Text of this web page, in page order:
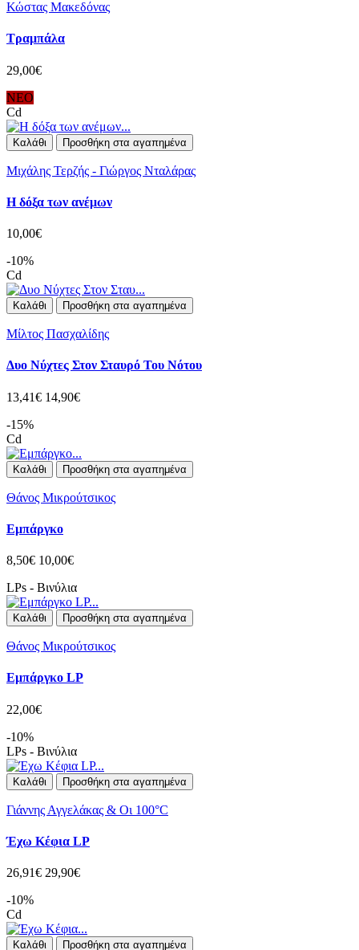
Κώστας Μακεδόνας
Τραμπάλα
29,00€
ΝΕΟ
Cd
Καλάθι Προσθήκη στα αγαπημένα
Μιχάλης Τερζής - Γιώργος Νταλάρας
Η δόξα των ανέμων
10,00€
-10%
Cd
Καλάθι Προσθήκη στα αγαπημένα
Μίλτος Πασχαλίδης
Δυο Νύχτες Στον Σταυρό Του Νότου
13,41€ 14,90€
-15%
Cd
Καλάθι Προσθήκη στα αγαπημένα
Θάνος Μικρούτσικος
Εμπάργκο
8,50€ 10,00€
LPs - Βινύλια
Καλάθι Προσθήκη στα αγαπημένα
Θάνος Μικρούτσικος
Εμπάργκο LP
22,00€
-10%
LPs - Βινύλια
Καλάθι Προσθήκη στα αγαπημένα
Γιάννης Αγγελάκας & Οι 100°C
Έχω Κέφια LP
26,91€ 29,90€
-10%
Cd
Καλάθι Προσθήκη στα αγαπημένα